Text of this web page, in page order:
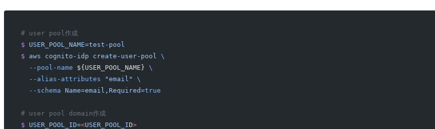
# user pool作成
$ USER_POOL_NAME=test-pool
$ aws cognito-idp create-user-pool
\
  --pool-name
${USER_POOL_NAME} \
  --alias-attributes
"email"
\
  --schema
Name=email,Required=true
# user pool domain作成
$ USER_POOL_ID=<USER_POOL_ID>